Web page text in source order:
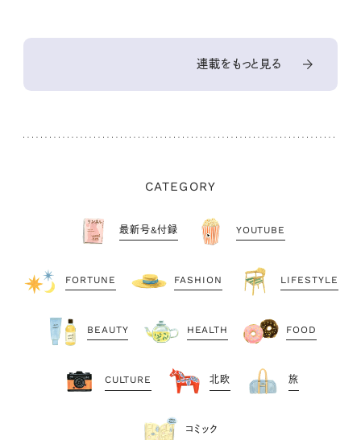
連載をもっと見る
CATEGORY
最新号&付録 YOUTUBE
FORTUNE FASHION LIFESTYLE
BEAUTY HEALTH FOOD
CULTURE 北欧 旅
コミック